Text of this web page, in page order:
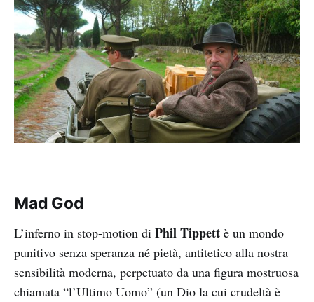
Mad God
L’inferno in stop-motion di Phil Tippett è un mondo
punitivo senza speranza né pietà, antitetico alla nostra
sensibilità moderna, perpetuato da una figura mostruosa
chiamata “l’Ultimo Uomo” (un Dio la cui crudeltà è